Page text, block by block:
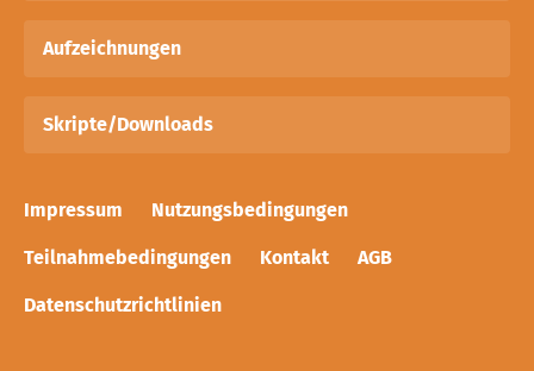
Aufzeichnungen
Skripte/Downloads
Impressum Nutzungsbedingungen
Teilnahmebedingungen Kontakt AGB
Datenschutzrichtlinien